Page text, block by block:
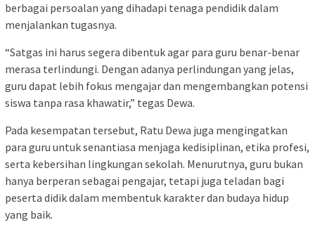
berbagai persoalan yang dihadapi tenaga pendidik dalam
menjalankan tugasnya.
“Satgas ini harus segera dibentuk agar para guru benar-benar
merasa terlindungi. Dengan adanya perlindungan yang jelas,
guru dapat lebih fokus mengajar dan mengembangkan potensi
siswa tanpa rasa khawatir,” tegas Dewa.
Pada kesempatan tersebut, Ratu Dewa juga mengingatkan
para guru untuk senantiasa menjaga kedisiplinan, etika profesi,
serta kebersihan lingkungan sekolah. Menurutnya, guru bukan
hanya berperan sebagai pengajar, tetapi juga teladan bagi
peserta didik dalam membentuk karakter dan budaya hidup
yang baik.